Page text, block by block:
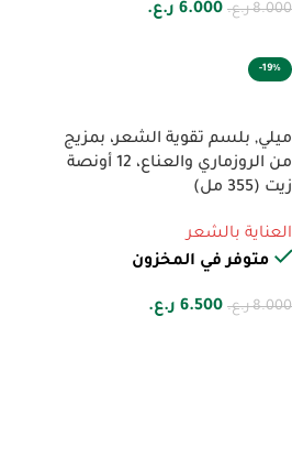
8.000 ر.ع. 6.000 ر.ع.
-19%
ميلي, بلسم تقوية الشعر، بمزيج
من الروزماري والعناع، ​​12 أونصة
زيت (355 مل)
العناية بالشعر
متوفر في المخزون
8.000 ر.ع. 6.500 ر.ع.